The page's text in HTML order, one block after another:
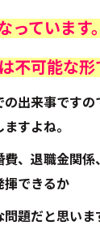
っています。
不可能な形
の出来事です
すよね。
、退職金関
揮できるか
題だと思いま